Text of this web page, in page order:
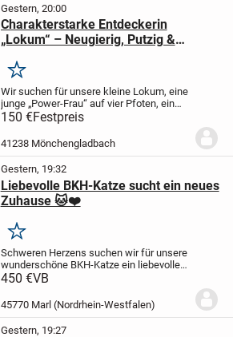
Gestern, 20:00
Charakterstarke Entdeckerin
„Lokum“ – Neugierig, Putzig &
Merken
Wir suchen für unsere kleine Lokum, eine
junge „Power-Frau“ auf vier Pfoten, ein
verantwortungsbewusstes Zuhause auf
Lebenszeit! ❤️
Lokum • Geschlecht: Weiblich
150 €Festpreis
41238 Mönchengladbach
Gestern, 19:32
Liebevolle BKH-Katze sucht ein neues
Zuhause 🐱❤️
Merken
Schweren Herzens suchen wir für unsere
wunderschöne BKH-Katze ein liebevolles
neues Zuhause. Sie wird am 10. nächsten
ein ruhiges und ausgeglichenes Wesen,...
450 €VB
45770 Marl (Nordrhein-Westfalen)
Gestern, 19:27